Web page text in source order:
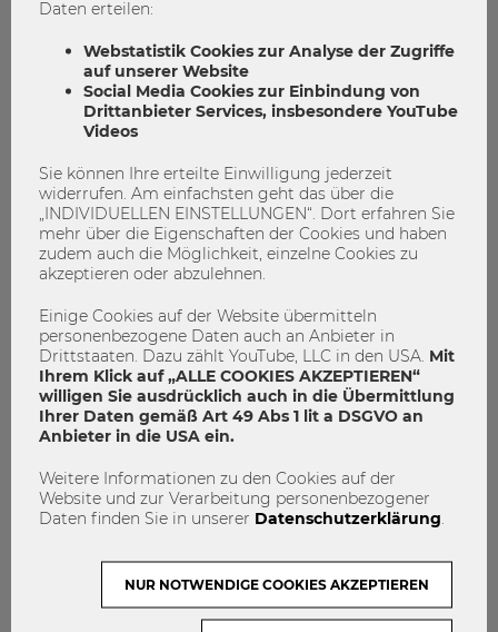
09.07.2026
E&I Touchdown 2026: Studierende
pitchen Geschäftsmodelle vor
Wirtschaft und Startup-Community
0
Daten erteilen:
Webstatistik Cookies zur Analyse der Zugriffe
auf unserer Website
Social Media Cookies zur Einbindung von
Drittanbieter Services, insbesondere YouTube
Videos
Sie können Ihre erteilte Einwilligung jederzeit
widerrufen. Am einfachsten geht das über die
„INDIVIDUELLEN EINSTELLUNGEN“. Dort erfahren Sie
mehr über die Eigenschaften der Cookies und haben
zudem auch die Möglichkeit, einzelne Cookies zu
akzeptieren oder abzulehnen.
Einige Cookies auf der Website übermitteln
personenbezogene Daten auch an Anbieter in
Drittstaaten. Dazu zählt YouTube, LLC in den USA. Mit
Ihrem Klick auf „ALLE COOKIES AKZEPTIEREN“
willigen Sie ausdrücklich auch in die Übermittlung
Ihrer Daten gemäß Art 49 Abs 1 lit a DSGVO an
Anbieter in die USA ein.
Weitere Informationen zu den Cookies auf der
Website und zur Verarbeitung personenbezogener
Daten finden Sie in unserer Datenschutzerklärung
NUR NOTWENDIGE COOKIES AKZEPTIEREN